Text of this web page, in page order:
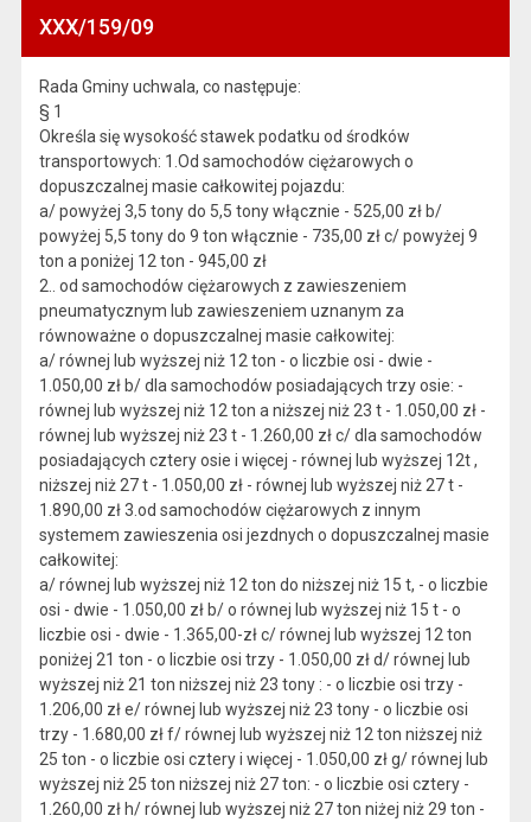
XXX/159/09
Rada Gminy uchwala, co następuje:
§ 1
Określa się wysokość stawek podatku od środków
transportowych: 1.Od samochodów ciężarowych o
dopuszczalnej masie całkowitej pojazdu:
a/ powyżej 3,5 tony do 5,5 tony włącznie - 525,00 zł b/
powyżej 5,5 tony do 9 ton włącznie - 735,00 zł c/ powyżej 9
ton a poniżej 12 ton - 945,00 zł
2.. od samochodów ciężarowych z zawieszeniem
pneumatycznym lub zawieszeniem uznanym za
równoważne o dopuszczalnej masie całkowitej:
a/ równej lub wyższej niż 12 ton - o liczbie osi - dwie -
1.050,00 zł b/ dla samochodów posiadających trzy osie: -
równej lub wyższej niż 12 ton a niższej niż 23 t - 1.050,00 zł -
równej lub wyższej niż 23 t - 1.260,00 zł c/ dla samochodów
posiadających cztery osie i więcej - równej lub wyższej 12t ,
niższej niż 27 t - 1.050,00 zł - równej lub wyższej niż 27 t -
1.890,00 zł 3.od samochodów ciężarowych z innym
systemem zawieszenia osi jezdnych o dopuszczalnej masie
całkowitej:
a/ równej lub wyższej niż 12 ton do niższej niż 15 t, - o liczbie
osi - dwie - 1.050,00 zł b/ o równej lub wyższej niż 15 t - o
liczbie osi - dwie - 1.365,00-zł c/ równej lub wyższej 12 ton
poniżej 21 ton - o liczbie osi trzy - 1.050,00 zł d/ równej lub
wyższej niż 21 ton niższej niż 23 tony : - o liczbie osi trzy -
1.206,00 zł e/ równej lub wyższej niż 23 tony - o liczbie osi
trzy - 1.680,00 zł f/ równej lub wyższej niż 12 ton niższej niż
25 ton - o liczbie osi cztery i więcej - 1.050,00 zł g/ równej lub
wyższej niż 25 ton niższej niż 27 ton: - o liczbie osi cztery -
1.260,00 zł h/ równej lub wyższej niż 27 ton niżej niż 29 ton -